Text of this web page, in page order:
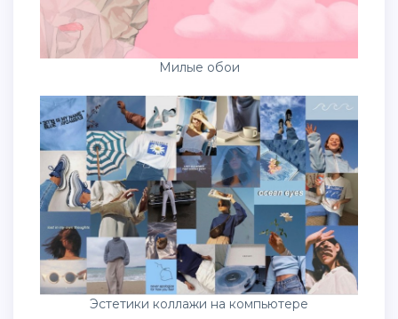
Милые обои
Эстетики коллажи на компьютере